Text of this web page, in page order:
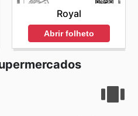
Royal
Abrir folheto